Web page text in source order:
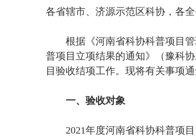
各省辖市、济源示范区科协，各
根据《河南省科协科普项目管
普项目立项结果的通知》（豫科
目验收结项工作。现将有关事项通
一、验收对象
2021年度河南省科协科普项目